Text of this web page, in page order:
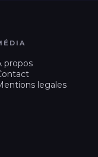
propos
legales